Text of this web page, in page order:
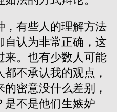
，有些人的理解方法
自认为非常正确，这
来。也有少数人可能
不承认我的观点，
密意没什么差别，
是不是他们生嫉妒